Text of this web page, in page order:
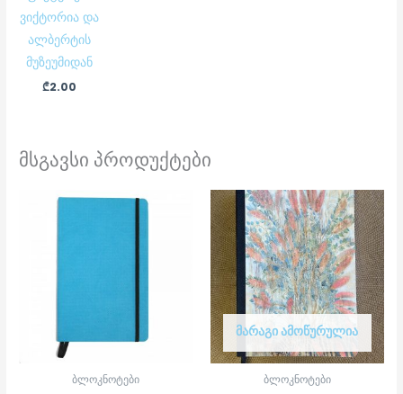
ვიქტორია და
ალბერტის
მუზეუმიდან
₾2.00
მსგავსი პროდუქტები
ბლოკნოტები
ᲛᲐᲠᲐᲒᲘ ᲐᲛᲝᲬᲣᲠᲣᲚᲘᲐ
ბლოკნოტები